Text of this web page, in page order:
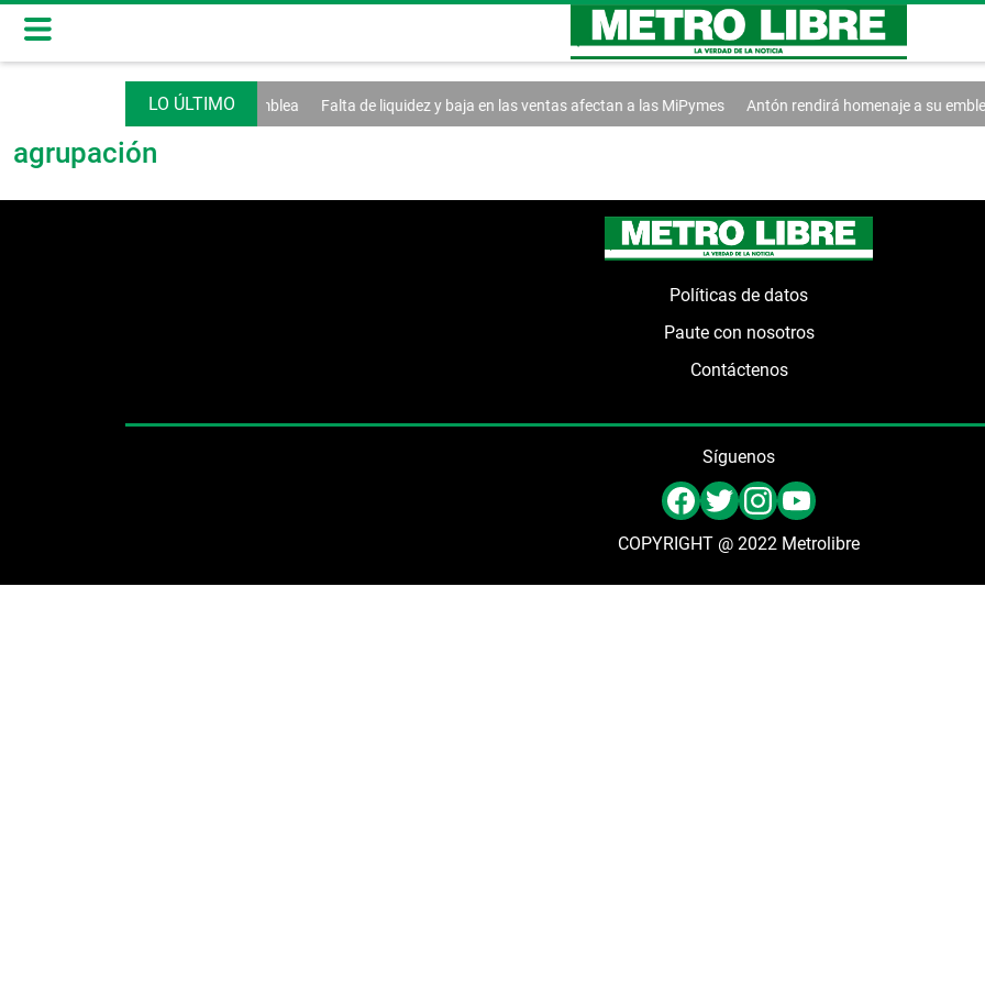
internet entran al debate de la Asamblea Falta de liquidez y baja en las ventas afectan a las MiPymes Antón rendirá homenaje a su
agrupación
Políticas de datos
Paute con nosotros
Contáctenos
Síguenos
COPYRIGHT @ 2022 Metrolibre